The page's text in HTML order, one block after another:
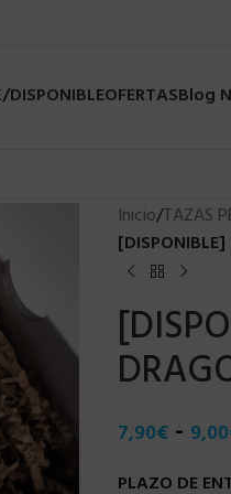
DISPONIBLEOFERTASBlog
Inicio/TAZAS
7,90€ - 9,00
PLAZO DE